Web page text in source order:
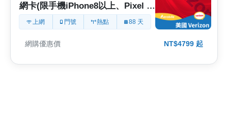
網卡(限手機iPhone8以上、Pixel 5
以後新機使用)
上網 門號 熱點 88 天
網購優惠價 NT$4799 起